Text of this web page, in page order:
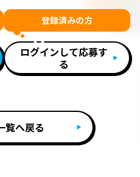
登録済みの方
ログインして応募す
る
覧へ戻る